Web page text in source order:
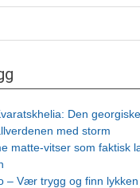
Den
med storm
matte-vitser som faktisk
– Vær trygg og finn